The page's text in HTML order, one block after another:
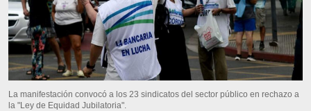
La manifestación convocó a los 23 sindicatos del sector público en rechazo a
la "Ley de Equidad Jubilatoria".